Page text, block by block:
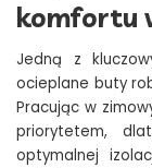
komfortu
Jedną z
ocieplane buty
Pracując w
priorytetem,
optymalnej